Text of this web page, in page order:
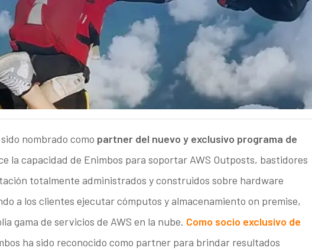
nombrado como partner del nuevo y exclusivo programa de
la capacidad de Enimbos para soportar AWS Outposts, bastidores
totalmente administrados y construidos sobre hardware
a los clientes ejecutar cómputos y almacenamiento on premise,
gama de servicios de AWS en la nube. Como socio exclusivo de
ha sido reconocido como partner para brindar resultados
A
Almacenamiento